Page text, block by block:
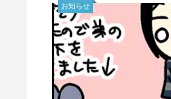
お知らせ